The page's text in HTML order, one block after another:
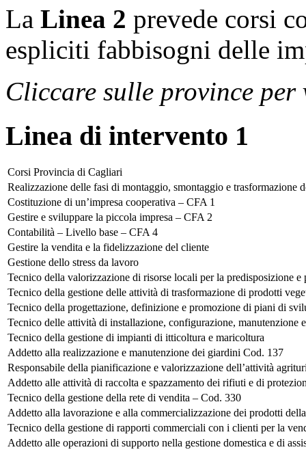
La Linea 2 prevede corsi
espliciti fabbisogni delle
Cliccare sulle province
Linea di intervento 1
Corsi Provincia di Cagliari
Realizzazione delle fasi di montaggio, smontaggio e trasformazione
Costituzione di un’impresa cooperativa – CFA 1
Gestire e sviluppare la piccola impresa – CFA 2
Contabilità – Livello base – CFA 4
Gestire la vendita e la fidelizzazione del cliente
Gestione dello stress da lavoro
Tecnico della valorizzazione di risorse locali per la predisposizione
Tecnico della gestione delle attività di trasformazione di prodotti
Tecnico della progettazione, definizione e promozione di piani di
Tecnico delle attività di installazione, configurazione, manutenzione
Tecnico della gestione di impianti di itticoltura e maricoltura
Addetto alla realizzazione e manutenzione dei giardini Cod. 137
Responsabile della pianificazione e valorizzazione dell’attività
Addetto alle attività di raccolta e spazzamento dei rifiuti e di
Tecnico della gestione della rete di vendita – Cod. 330
Addetto alla lavorazione e alla commercializzazione dei prodotti
Tecnico della gestione di rapporti commerciali con i clienti per la
Addetto alle operazioni di supporto nella gestione domestica e di